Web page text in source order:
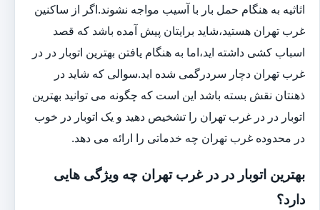
اثاثیه به هنگام حمل بار با آسیب مواجه نشوند.اگر از ساکنین
غرب تهران هستید،شاید برایتان پیش آمده باشد که قصد
اسباب کشی داشته اید،اما به هنگام یافتن بهترین اتوبار در در
غرب تهران دچار سردرگمی شده اید.سوالی که شاید در
ذهنتان نقش بسته باشد این است که چگونه می توانید بهترین
اتوبار در در غرب تهران را تشخیص دهید و یک اتوبار در خوب
در محدوده غرب تهران چه خدماتی را ارائه می دهد.
بهترین اتوبار در در غرب تهران چه ویژگی هایی
دارد؟